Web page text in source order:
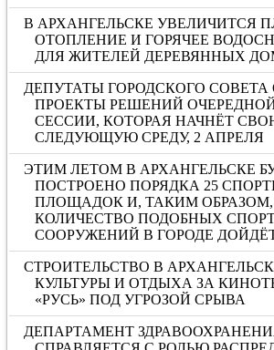
В АРХАНГЕЛЬСКЕ УВЕЛИЧИТСЯ
ОТОПЛЕНИЕ И ГОРЯЧЕЕ
ДЛЯ ЖИТЕЛЕЙ ДЕРЕВЯННЫХ
ДЕПУТАТЫ ГОРОДСКОГО
ПРОЕКТЫ РЕШЕНИЙ
СЕССИИ, КОТОРАЯ НАЧНЁТ
СЛЕДУЮЩУЮ СРЕДУ, 2 АПРЕЛЯ
ЭТИМ ЛЕТОМ В АРХАНГЕЛЬСКЕ
ПОСТРОЕНО ПОРЯДКА 25
ПЛОЩАДОК И, ТАКИМ
КОЛИЧЕСТВО ПОДОБНЫХ
СООРУЖЕНИЙ В ГОРОДЕ
СТРОИТЕЛЬСТВО В
КУЛЬТУРЫ И ОТДЫХА ЗА
«РУСЬ» ПОД УГРОЗОЙ СРЫВА
ДЕПАРТАМЕНТ